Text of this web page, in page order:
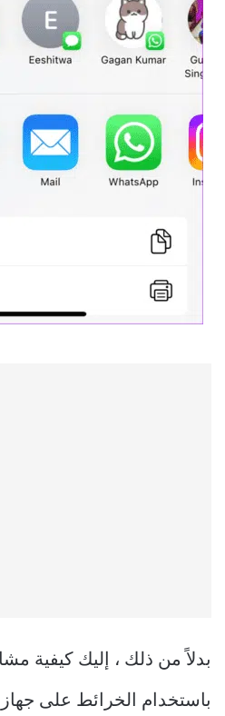
بدلاً من ذلك ، إليك كيفية
باستخدام الخرائط على جهاز iPhone الخاص بك.